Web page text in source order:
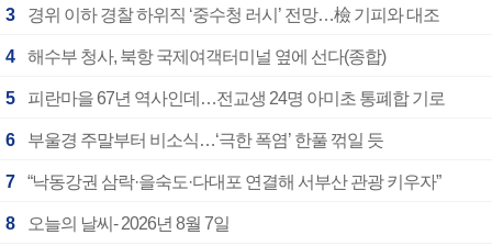
3 경위 이하 경찰 하위직 ‘중수청 러시’ 전망…檢 기피와 대조
4 해수부 청사, 북항 국제여객터미널 옆에 선다(종합)
5 피란마을 67년 역사인데…전교생 24명 아미초 통폐합 기로
6 부울경 주말부터 비소식…‘극한 폭염’ 한풀 꺾일 듯
7 “낙동강권 삼락·을숙도·다대포 연결해 서부산 관광 키우자”
8 오늘의 날씨- 2026년 8월 7일